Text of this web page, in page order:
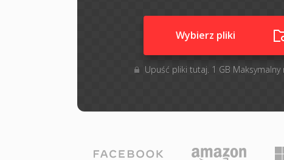
Wybierz pliki
Upuść pliki tutaj. 1 GB